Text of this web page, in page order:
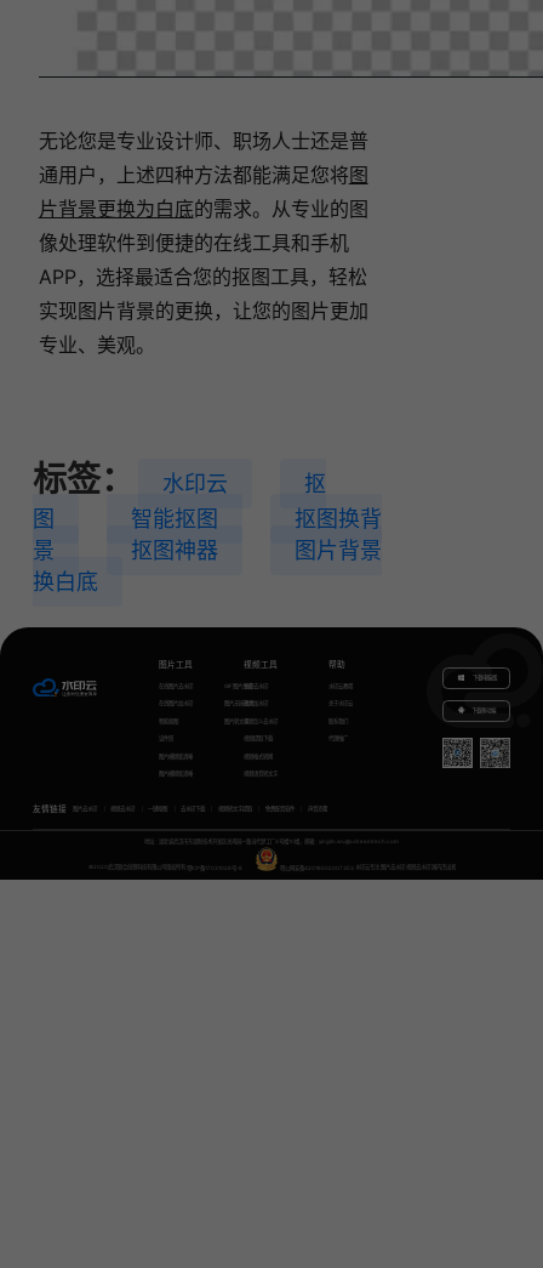
无论您是专业设计师、职场人士还是普
通用户，上述四种方法都能满足您将图
片背景更换为白底的需求。从专业的图
像处理软件到便捷的在线工具和手机
APP，选择最适合您的抠图工具，轻松
实现图片背景的更换，让您的图片更加
专业、美观。
标签： 水印云
抠
图
智能抠图
抠图换背
景
抠图神器
图片背景
换白底
图片工具
在线图片去水印
在线图片加水印
智能抠图
证件照
图片模糊变清晰
图片模糊变清晰
GIF图片生成
图片无损放大
图片转文字
视频工具
视频去水印
视频加水印
视频怎么去水印
视频提取下载
视频格式转换
视频语音转文字
帮助
水印云教程
关于水印云
联系我们
代理推广
下载电脑版
下载移动端
友情链接 图片去水印 视频去水印 一键抠图 去水印下载 视频转文字提取 免费配音软件 声音克隆
地址：湖北省武汉市东湖新技术开发区关南园一路当代梦工厂4号楼10楼，邮箱：yinglin.wu@udreamtech.com
©2020武汉联合创想科技有限公司版权所有 鄂ICP备17031026号-8 鄂公网安备42018502007353 水印云专注 图片去水印 视频去水印 国内杰出者